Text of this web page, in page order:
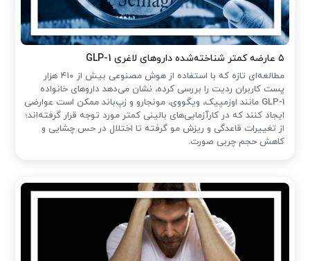
۵ عارضه کمتر شناخته‌شده داروهای لاغری GLP-1
مطالعه‌ای تازه که با استفاده از هوش مصنوعی بیش از ۴۱۰ هزار
پست کاربران ردیت را بررسی کرده، نشان می‌دهد داروهای خانواده
GLP-1 مانند اوزمپیک، ویگووی، مونجارو و زپ‌باند ممکن است عوارضی
ایجاد کنند که در کارآزمایی‌های بالینی کمتر مورد توجه قرار گرفته‌اند؛
از تغییرات قاعدگی و ریزش مو گرفته تا اختلال در حس چشایی و
کاهش حجم چربی صورت.